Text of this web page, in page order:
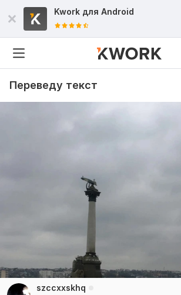
Kwork для Android
Переведу текст
szccxxskhq